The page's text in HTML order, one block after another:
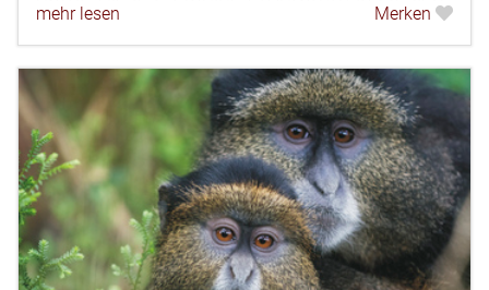
wunderbar mit einem Badeaufenthalt...
mehr lesen Merken